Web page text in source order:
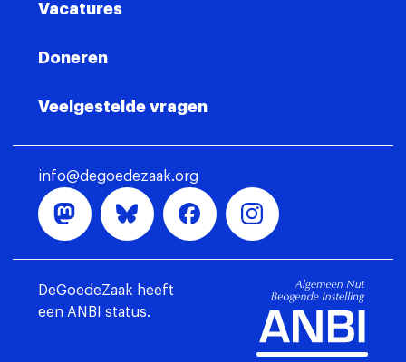
Vacatures
Doneren
Veelgestelde vragen
info@degoedezaak.org
DeGoedeZaak heeft
een ANBI status.